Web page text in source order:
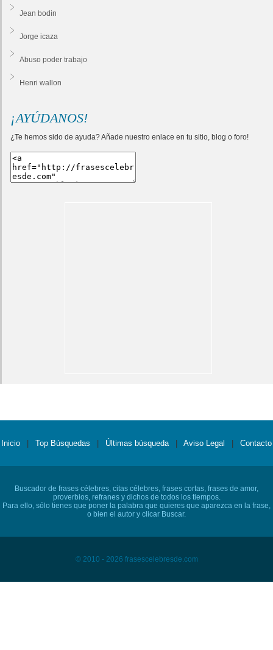
Jean bodin
Jorge icaza
Abuso poder trabajo
Henri wallon
¡AYÚDANOS!
¿Te hemos sido de ayuda? Añade nuestro enlace en tu sitio, blog o foro!
Inicio Top Búsquedas Últimas búsqueda Aviso Legal Contacto
Buscador de frases célebres, citas célebres, frases cortas, frases de amor,
proverbios, refranes y dichos de todos los tiempos.
Para ello, sólo tienes que poner la palabra que quieres que aparezca en la frase,
o bien el autor y clicar Buscar.
© 2010 - 2026 frasescelebresde.com